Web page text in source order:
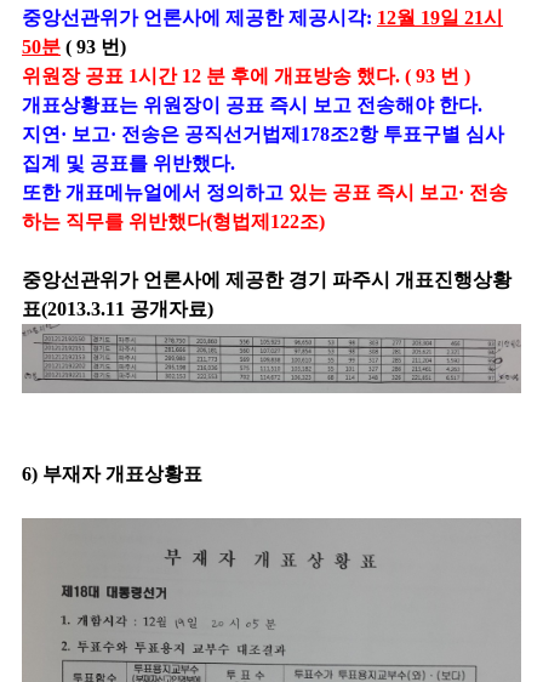
중앙선관위가 언론사에 제공한 제공시각: 12월 19일 21시
50분 ( 93 번)
위원장 공표 1시간 12 분 후에 개표방송 했다. ( 93 번 )
개표상황표는 위원장이 공표 즉시 보고 전송해야 한다.
지연· 보고· 전송은 공직선거법제178조2항 투표구별 심사
집계 및 공표를 위반했다.
또한 개표메뉴얼에서 정의하고 있는 공표 즉시 보고· 전송
하는 직무를 위반했다(형법제122조)
중앙선관위가 언론사에 제공한 경기 파주시 개표진행상황
표(2013.3.11 공개자료)
6) 부재자 개표상황표